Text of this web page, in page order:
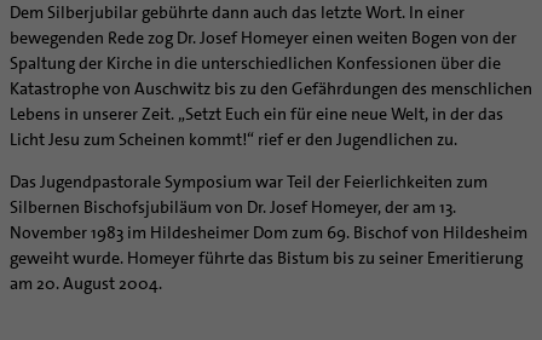
Dem Silberjubilar gebührte dann auch das letzte Wort. In einer
bewegenden Rede zog Dr. Josef Homeyer einen weiten Bogen von der
Spaltung der Kirche in die unterschiedlichen Konfessionen über die
Katastrophe von Auschwitz bis zu den Gefährdungen des menschlichen
Lebens in unserer Zeit. „Setzt Euch ein für eine neue Welt, in der das
Licht Jesu zum Scheinen kommt!“ rief er den Jugendlichen zu.
Das Jugendpastorale Symposium war Teil der Feierlichkeiten zum
Silbernen Bischofsjubiläum von Dr. Josef Homeyer, der am 13.
November 1983 im Hildesheimer Dom zum 69. Bischof von Hildesheim
geweiht wurde. Homeyer führte das Bistum bis zu seiner Emeritierung
am 20. August 2004.